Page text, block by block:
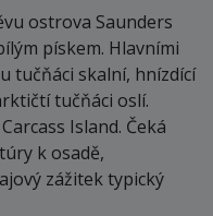
ostrova Saunders
pískem. Hlavními
tučňáci skalní, hnízdící
tučňáci oslí.
Island. Čeká
k osadě,
zážitek typický